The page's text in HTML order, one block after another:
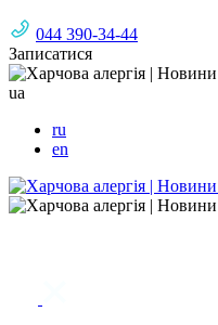
044 390-34-44
Записатися
ua
ru
en